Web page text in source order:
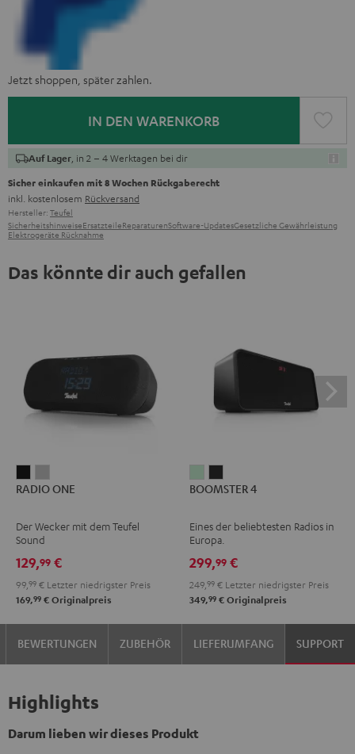
Jetzt shoppen, später zahlen.
IN DEN WARENKORB
Auf Lager , in 2 – 4 Werktagen bei dir
Sicher einkaufen mit 8 Wochen Rückgaberecht
inkl. kostenlosem Rückversand
Hersteller: Teufel
SicherheitshinweiseErsatzteileReparaturenSoftware-UpdatesGesetzliche Gewährleistung
Elektrogeräte Rücknahme
Das könnte dir auch gefallen
ONEONE
Gray
RADIO ONE
Der Wecker mit dem Teufel
Sound
129,99 €
99, 99 € Letzter niedrigster Preis
169,99 € Originalpreis
4
Green
4
Black
BOOMSTER 4
Eines der beliebtesten Radios in
Europa.
299,99 €
249, 99 € Letzter niedrigster Preis
349,99 € Originalpreis
BEWERTUNGEN ZUBEHÖR LIEFERUMFANG SUPPORT
Highlights
Darum lieben wir dieses Produkt